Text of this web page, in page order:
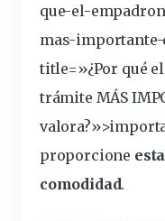
que-el-
mas-importante-
title=»¿Por qué
trámite MÁS
proporcione
comodidad.